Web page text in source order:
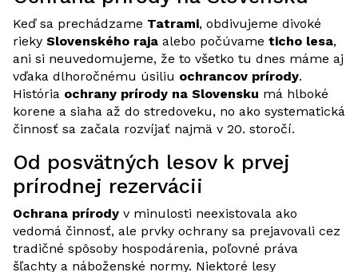
Keď sa prechádzame Tatrami, obdivujeme divoké
rieky Slovenského raja alebo počúvame ticho lesa,
ani si neuvedomujeme, že to všetko tu dnes máme aj
vďaka dlhoročnému úsiliu ochrancov prírody.
História ochrany prírody na Slovensku má hlboké
korene a siaha až do stredoveku, no ako systematická
činnosť sa začala rozvíjať najmä v 20. storočí.
Od posvätných lesov k prvej
prírodnej rezervácii
Ochrana prírody v minulosti neexistovala ako
vedomá činnosť, ale prvky ochrany sa prejavovali cez
tradičné spôsoby hospodárenia, poľovné práva
šľachty a náboženské normy. Niektoré lesy